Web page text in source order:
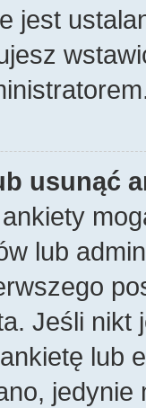
jest
usunąć
lub
Jeśli nikt
lub